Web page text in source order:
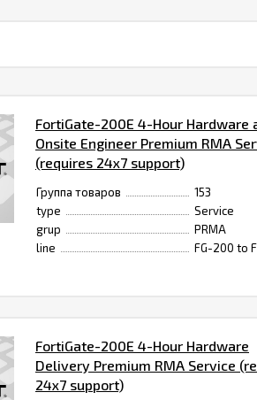
FortiGate-200E 4-Hour Hardware
Onsite Engineer Premium RMA
(requires 24x7 support)
Группа товаров
153
type
Service
grup
PRMA
line
FG-200 to
FortiGate-200E 4-Hour Hardware
Delivery Premium RMA Service
24x7 support)